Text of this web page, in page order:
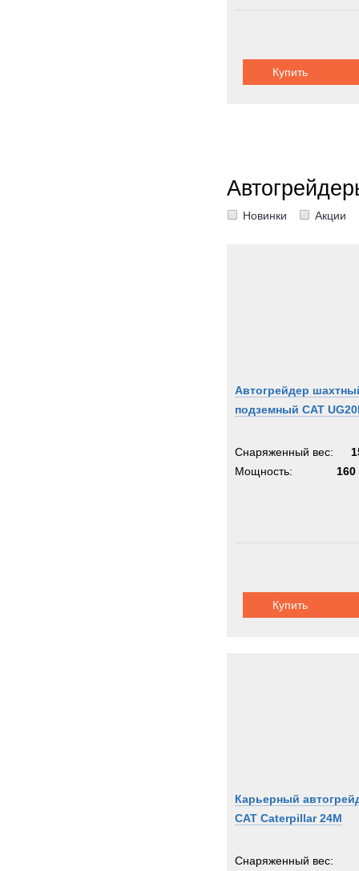
Купить
Новинки Акции
Автогрейдер
подземный CAT
Снаряженный вес:
Мощность:
160
Купить
Карьерный
CAT Caterpillar 24M
Снаряженный вес: